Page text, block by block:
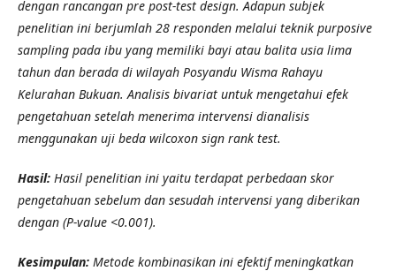
dengan rancangan pre post-test design. Adapun subjek
penelitian ini berjumlah 28 responden melalui teknik purposive
sampling pada ibu yang memiliki bayi atau balita usia lima
tahun dan berada di wilayah Posyandu Wisma Rahayu
Kelurahan Bukuan. Analisis bivariat untuk mengetahui efek
pengetahuan setelah menerima intervensi dianalisis
menggunakan uji beda wilcoxon sign rank test.
Hasil: Hasil penelitian ini yaitu terdapat perbedaan skor
pengetahuan sebelum dan sesudah intervensi yang diberikan
dengan (P-value <0.001).
Kesimpulan: Metode kombinasikan ini efektif meningkatkan